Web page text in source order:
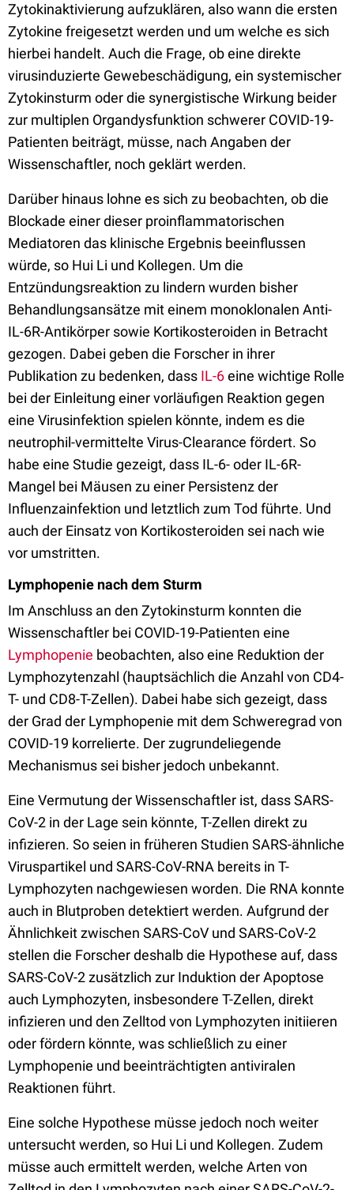
Zytokinaktivierung aufzuklären, also wann die ersten
Zytokine freigesetzt werden und um welche es sich
hierbei handelt. Auch die Frage, ob eine direkte
virusinduzierte Gewebeschädigung, ein systemischer
Zytokinsturm oder die synergistische Wirkung beider
zur multiplen Organdysfunktion schwerer COVID-19-
Patienten beiträgt, müsse, nach Angaben der
Wissenschaftler, noch geklärt werden.
Darüber hinaus lohne es sich zu beobachten, ob die
Blockade einer dieser proinflammatorischen
Mediatoren das klinische Ergebnis beeinflussen
würde, so Hui Li und Kollegen. Um die
Entzündungsreaktion zu lindern wurden bisher
Behandlungsansätze mit einem monoklonalen Anti-
IL-6R-Antikörper sowie Kortikosteroiden in Betracht
gezogen. Dabei geben die Forscher in ihrer
Publikation zu bedenken, dass IL-6eine wichtige Rolle
bei der Einleitung einer vorläufigen Reaktion gegen
eine Virusinfektion spielen könnte, indem es die
neutrophil-vermittelte Virus-Clearance fördert. So
habe eine Studie gezeigt, dass IL-6- oder IL-6R-
Mangel bei Mäusen zu einer Persistenz der
Influenzainfektion und letztlich zum Tod führte. Und
auch der Einsatz von Kortikosteroiden sei nach wie
vor umstritten.
Lymphopenie nach dem Sturm
Im Anschluss an den Zytokinsturm konnten die
Wissenschaftler bei COVID-19-Patienten eine
Lymphopenie beobachten, also eine Reduktion der
Lymphozytenzahl (hauptsächlich die Anzahl von CD4-
T- und CD8-T-Zellen). Dabei habe sich gezeigt, dass
der Grad der Lymphopenie mit dem Schweregrad von
COVID-19 korrelierte. Der zugrundeliegende
Mechanismus sei bisher jedoch unbekannt.
Eine Vermutung der Wissenschaftler ist, dass SARS-
CoV-2 in der Lage sein könnte, T-Zellen direkt zu
infizieren. So seien in früheren Studien SARS-ähnliche
Viruspartikel und SARS-CoV-RNA bereits in T-
Lymphozyten nachgewiesen worden. Die RNA konnte
auch in Blutproben detektiert werden. Aufgrund der
Ähnlichkeit zwischen SARS-CoV und SARS-CoV-2
stellen die Forscher deshalb die Hypothese auf, dass
SARS-CoV-2 zusätzlich zur Induktion der Apoptose
auch Lymphozyten, insbesondere T-Zellen, direkt
infizieren und den Zelltod von Lymphozyten initiieren
oder fördern könnte, was schließlich zu einer
Lymphopenie und beeinträchtigten antiviralen
Reaktionen führt.
Eine solche Hypothese müsse jedoch noch weiter
untersucht werden, so Hui Li und Kollegen. Zudem
müsse auch ermittelt werden, welche Arten von